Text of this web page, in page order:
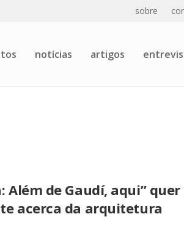
sobre
notícias artigos
Além de Gaudí, aqui” quer
acerca da arquitetura